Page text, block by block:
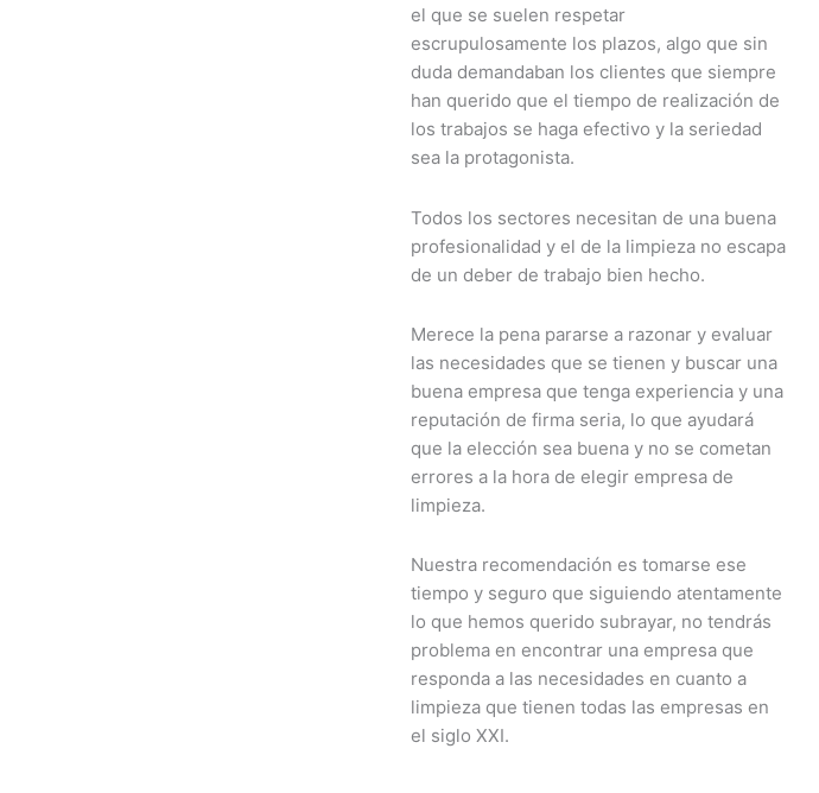
el que se suelen respetar
escrupulosamente los plazos, algo que sin
duda demandaban los clientes que siempre
han querido que el tiempo de realización de
los trabajos se haga efectivo y la seriedad
sea la protagonista.
Todos los sectores necesitan de una buena
profesionalidad y el de la limpieza no escapa
de un deber de trabajo bien hecho.
Merece la pena pararse a razonar y evaluar
las necesidades que se tienen y buscar una
buena empresa que tenga experiencia y una
reputación de firma seria, lo que ayudará
que la elección sea buena y no se cometan
errores a la hora de elegir empresa de
limpieza.
Nuestra recomendación es tomarse ese
tiempo y seguro que siguiendo atentamente
lo que hemos querido subrayar, no tendrás
problema en encontrar una empresa que
responda a las necesidades en cuanto a
limpieza que tienen todas las empresas en
el siglo XXI.